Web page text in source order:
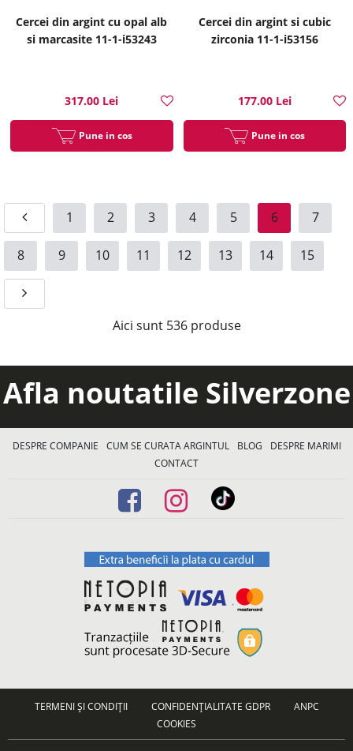
Cercei din argint cu opal alb
si marcasite 11-1-i53243
317.00 Lei
Pune in cos
Cercei din argint si cubic
zirconia 11-1-i53156
177.00 Lei
Pune in cos
1 2 3 4 5 6 7
8 9 10 11 12 13 14 15
Aici sunt 536produse
Afla noutatile Silverzone
DESPRE COMPANIE CUM SE CURATA ARGINTUL BLOG
DESPRE MARIMI
CONTACT
TERMENI ȘI CONDIȚII CONFIDENȚIALITATE GDPR
ANPC
COOKIES